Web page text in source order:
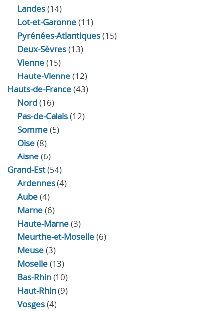
Landes(14)
Lot-et-Garonne(11)
Pyrénées-Atlantiques(15)
Deux-Sèvres(13)
Vienne(15)
Haute-Vienne(12)
Hauts-de-France(43)
Nord(16)
Pas-de-Calais(12)
Somme(5)
Oise(8)
Aisne(6)
Grand-Est(54)
Ardennes(4)
Aube(4)
Marne(6)
Haute-Marne(3)
Meurthe-et-Moselle(6)
Meuse(3)
Moselle(13)
Bas-Rhin(10)
Haut-Rhin(9)
Vosges(4)